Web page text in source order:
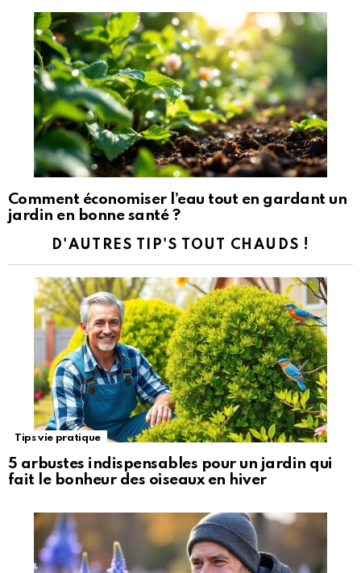
Comment économiser l’eau tout en gardant un
jardin en bonne santé ?
D'AUTRES TIP'S TOUT CHAUDS !
Tips vie pratique
5 arbustes indispensables pour un jardin qui
fait le bonheur des oiseaux en hiver